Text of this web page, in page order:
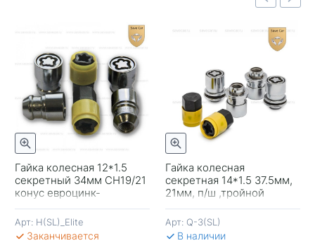
Гайка колесная 12*1.5
секретный 34мм CH19/21
конус евроцинк-
вращ.кольцо Премиум
Арт: H(SL)_Elite
Заканчивается
Гайка колесная
секретная 14*1.5 37.5мм,
21мм, п/ш ,тройной
никель-хром
вращ.кольцо Save Car
Арт: Q-3(SL)
В наличии
Быстрый просмотр
Быстрый просмотр